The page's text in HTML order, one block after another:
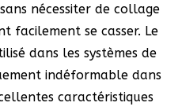
nécessiter de collage
facilement se casser. Le
dans les systèmes de
indéformable dans
caractéristiques